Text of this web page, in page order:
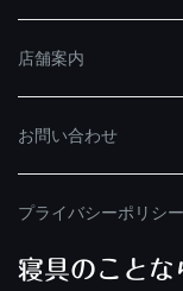
店舗案内
お問い合わせ
プライバシーポリシー
寝具のことな